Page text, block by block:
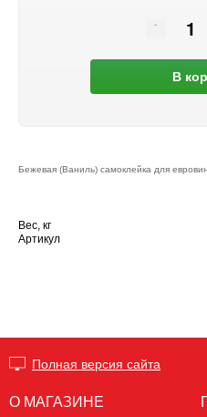
В
Бежевая (Ваниль) самоклейка для
Вес, кг
Артикул
Полная версия сайта
О МАГАЗИНЕ